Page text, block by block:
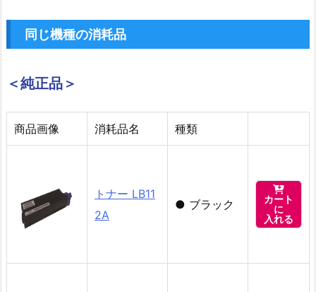
同じ機種の消耗品
＜純正品＞
商品画像 消耗品名 種類
トナー LB11
2A
● ブラック

カート
に
入れる